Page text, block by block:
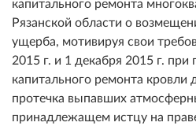
капитального ремонта
Рязанской области о
ущерба, мотивируя свои
2015 г. и 1 декабря 2015 г. при
капитального ремонта кровли
протечка выпавших
принадлежащем истцу на